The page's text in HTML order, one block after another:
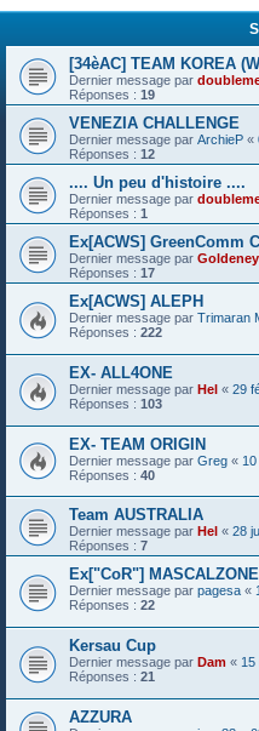
[34èAC] TEAM KOREA
Dernier message par
Réponses : 19
VENEZIA CHALLENGE
Dernier message par ArchieP «
Réponses : 12
.... Un peu d'histoire ....
Dernier message par
Réponses : 1
Ex[ACWS] GreenComm
Dernier message par
Réponses : 17
Ex[ACWS] ALEPH
Dernier message par Trimaran
Réponses : 222
EX- ALL4ONE
Dernier message par Hel « 29
Réponses : 103
EX- TEAM ORIGIN
Dernier message par Greg «
Réponses : 40
Team AUSTRALIA
Dernier message par Hel « 28
Réponses : 7
Ex["CoR"]
Dernier message par pagesa «
Réponses : 22
Kersau Cup
Dernier message par Dam « 15
Réponses : 21
AZZURA